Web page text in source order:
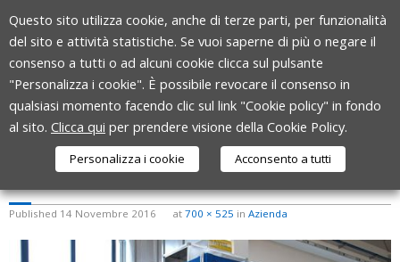
to
content
ZPMOTORI-LAVORAZIONI
Published 14 Novembre 2016 at 700 × 525 in Azienda
Questo sito utilizza cookie, anche di terze parti, per funzionalità
del sito e attività statistiche. Se vuoi saperne di più o negare il
consenso a tutti o ad alcuni cookie clicca sul pulsante
"Personalizza i cookie". È possibile revocare il consenso in
qualsiasi momento facendo clic sul link "Cookie policy" in fondo
al sito. Clicca qui per prendere visione della Cookie Policy.
Personalizza i cookie Acconsento a tutti